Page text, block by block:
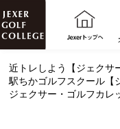
近トレしよう【ジェクサ
駅ちかゴルフスクール【
ジェクサー・ゴルフカ